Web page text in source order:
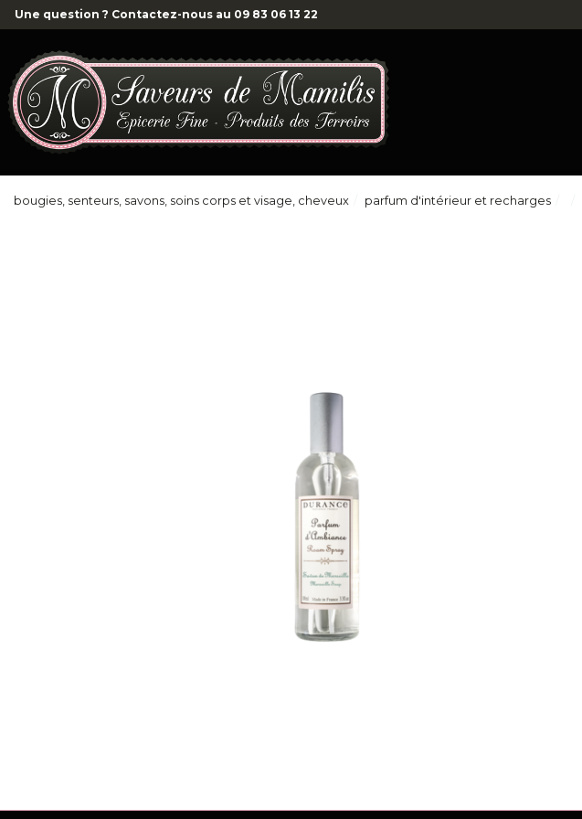
bougies, senteurs, savons, soins corps et visage, cheveux parfum d'intérieur et recharges
Une question ? Contactez-nous au 09 83 06 13 22